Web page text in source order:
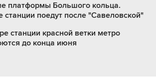
платформы Большого кольца.
станции поедут после "Савеловской"
станции красной ветки метро
до конца июня